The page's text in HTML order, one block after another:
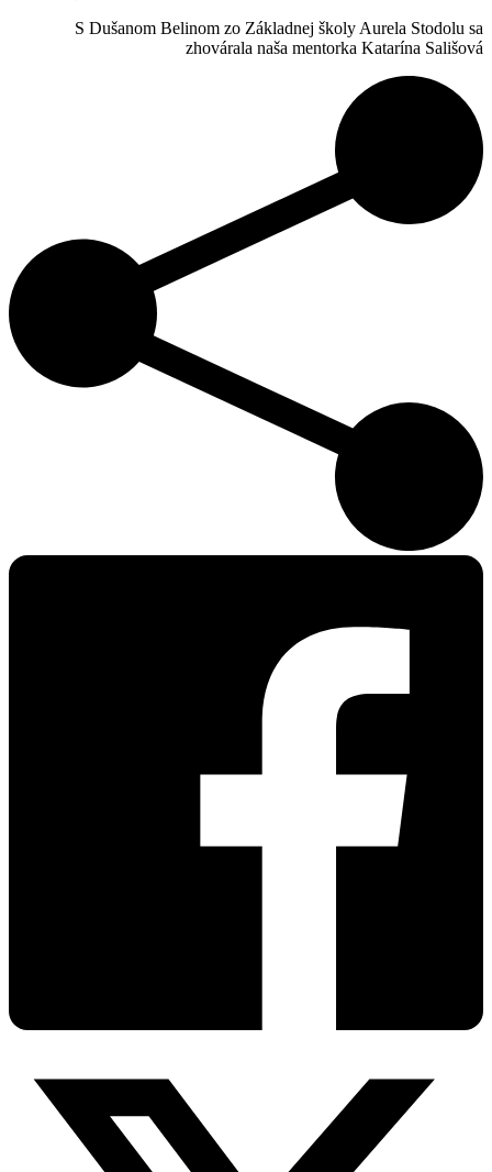
S Dušanom Belinom zo Základnej školy Aurela Stodolu sa
zhovárala naša mentorka Katarína Sališová